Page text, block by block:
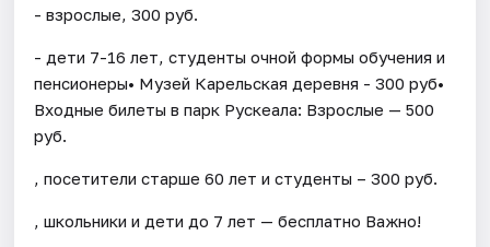
- взрослые, 300 руб.
- дети 7-16 лет, студенты очной формы обучения и
пенсионеры• Музей Карельская деревня - 300 руб•
Входные билеты в парк Рускеала: Взрослые — 500
руб.
, посетители старше 60 лет и студенты – 300 руб.
, школьники и дети до 7 лет — бесплатно Важно!